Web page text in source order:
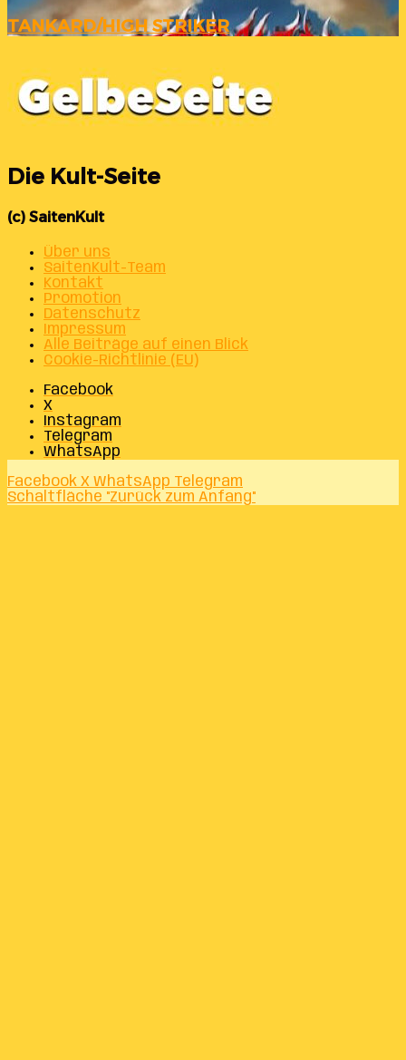
TANKARD/HIGH STRIKER
Die Kult-Seite
(c) SaitenKult
Über uns
SaitenKult-Team
Kontakt
Promotion
Datenschutz
Impressum
Alle Beiträge auf einen Blick
Cookie-Richtlinie (EU)
Facebook
X
Instagram
Telegram
WhatsApp
Facebook X WhatsApp Telegram
Schaltfläche "Zurück zum Anfang"